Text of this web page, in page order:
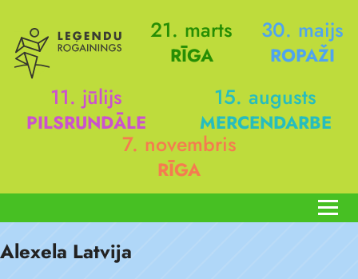
21. marts
RĪGA
30. maijs
ROPAŽI
11. jūlijs
PILSRUNDĀLE
15. augusts
MERCENDARBE
7. novembris
RĪGA
Alexela Latvija